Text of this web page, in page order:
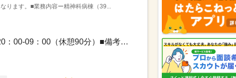
ります。■業務内容ー精神科病棟（39...
■シフトその他■日勤8：00-17：00（休憩60分）■夜勤20：00-09：00（休憩90分）■備考夜...
パートナーズ株式会社にキ
を送りました。
パーソルテンプスタッフ株
が福岡県の女性にキニナル
ました。
株式会社アソウ・ヒューマ
ンター 九州エリアが福岡
性にキニナルを送りました